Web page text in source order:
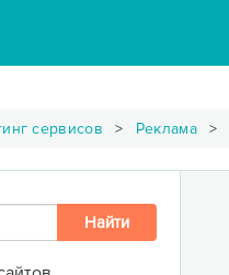
сервисов Реклама